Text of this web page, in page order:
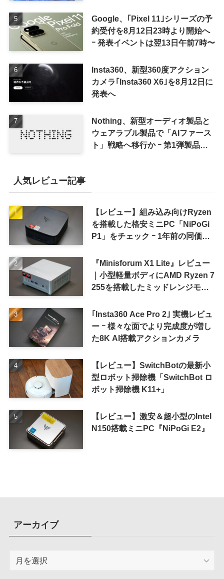
Google、｢Pixel 11｣シリーズの予
約受付を8月12日23時より開始へ
ｰ 発表イベントは翌13日午前7時〜
Insta360、新型360度アクション
カメラ｢Insta360 X6｣を8月12日に
発表へ
Nothing、新型オーディオ製品と
ウェアラブル製品で「AIファース
ト」戦略へ移行か ｰ 第1弾製品は
人気レビュー記事
【レビュー】組み込み向けRyzen
を搭載した格安ミニPC「NiPoGi
P1」をチェック ｰ 1年前の同価格
『Minisforum X1 Lite』レビュー
｜小型軽量ボディにAMD Ryzen 7
255を搭載したミッドレンジモデ
｢Insta360 Ace Pro 2｣ 実機レビュ
ー ｰ 様々な面でより完成度が増し
た8K AI搭載アクションカメラ
【レビュー】SwitchBotの最新小
型ロボット掃除機「SwitchBot ロ
ボット掃除機 K11+」
【レビュー】激安＆超小型のIntel
N150搭載ミニPC『NiPoGi E2』
アーカイブ